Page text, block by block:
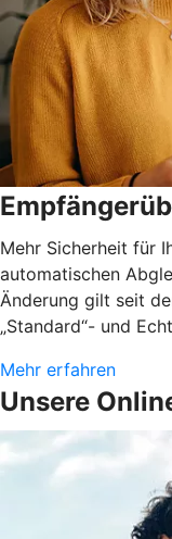
Mehr Sicherheit für
automatischen
Änderung gilt seit
„Standard“- und
Mehr erfahren
Unsere